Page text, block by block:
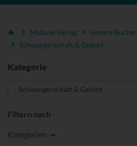
Mabuse-Verlag
Unsere Bücher
Schwangerschaft & Geburt
Kategorie
Filtern nach
Kategorien